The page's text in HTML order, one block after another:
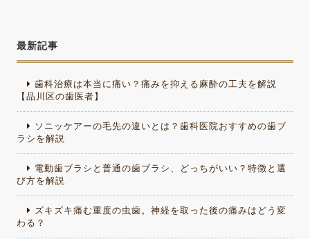
最新記事
歯科治療は本当に痛い？痛みを抑える麻酔の工夫を解説
【品川区の歯医者】
ソニッケアーの毛先の違いとは？歯科医院おすすめの歯ブ
ラシを解説
電動歯ブラシと普通の歯ブラシ、どっちがいい？特徴と選
び方を解説
ズキズキ痛む重度の虫歯。神経を取った後の痛みはどう変
わる？